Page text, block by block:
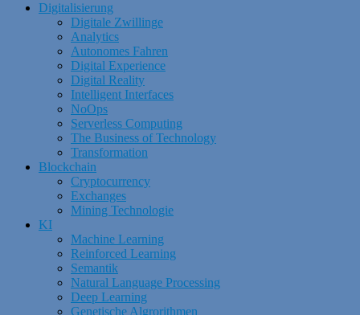
Digitalisierung
Digitale Zwillinge
Analytics
Autonomes Fahren
Digital Experience
Digital Reality
Intelligent Interfaces
NoOps
Serverless Computing
The Business of Technology
Transformation
Blockchain
Cryptocurrency
Exchanges
Mining Technologie
KI
Machine Learning
Reinforced Learning
Semantik
Natural Language Processing
Deep Learning
Genetische Algrorithmen